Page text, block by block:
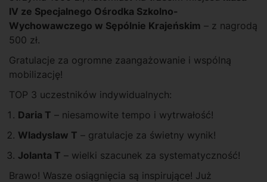
IV ze Specjalnego Ośrodka Szkolno-
Wychowawczego w Sępólnie Krajeńskim – z nagrodą
500 zł.
Gratulacje za ogromne zaangażowanie i wspólną
mobilizację!
TOP 3 uczestników indywidualnych:
Daria T – niesamowite tempo i wytrwałość!
Wladyslaw T – gratulacje za świetny wynik!
Jolanta T – wielki szacunek za systematyczność!
Brawo! Wasze osiągnięcia są inspirujące! Już